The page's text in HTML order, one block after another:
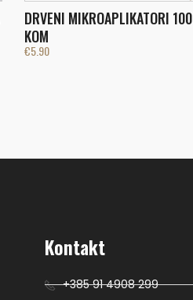
DRVENI MIKROAPLIKATORI 100
KOM
€5.90
Kontakt
+385 91 4908 299